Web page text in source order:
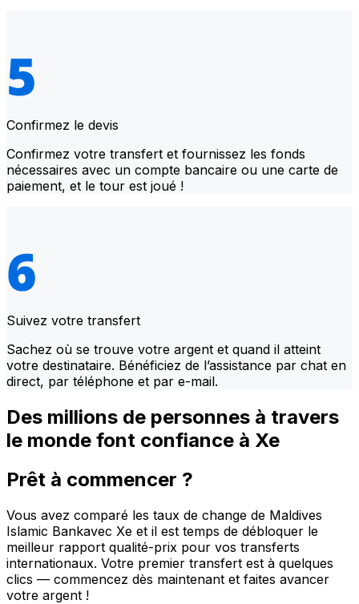
Confirmez le devis
Confirmez votre transfert et fournissez les fonds
nécessaires avec un compte bancaire ou une carte de
paiement, et le tour est joué !
Suivez votre transfert
Sachez où se trouve votre argent et quand il atteint
votre destinataire. Bénéficiez de l’assistance par chat en
direct, par téléphone et par e-mail.
Des millions de personnes à travers
le monde font confiance à Xe
Prêt à commencer ?
Vous avez comparé les taux de change de Maldives
Islamic Bankavec Xe et il est temps de débloquer le
meilleur rapport qualité-prix pour vos transferts
internationaux. Votre premier transfert est à quelques
clics — commencez dès maintenant et faites avancer
votre argent !